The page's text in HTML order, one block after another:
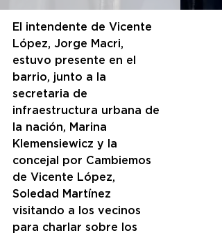
El intendente de Vicente
López, Jorge Macri,
estuvo presente en el
barrio, junto a la
secretaria de
infraestructura urbana de
la nación, Marina
Klemensiewicz y la
concejal por Cambiemos
de Vicente López,
Soledad Martínez
visitando a los vecinos
para charlar sobre los